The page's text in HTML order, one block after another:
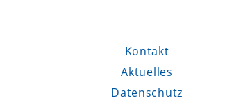
Kontakt
Aktuelles
Datenschutz